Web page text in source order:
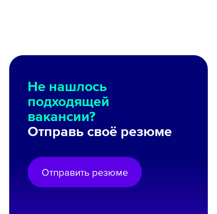
Не нашлось
подходящей
вакансии?
Отправь своё резюме
Отправить резюме